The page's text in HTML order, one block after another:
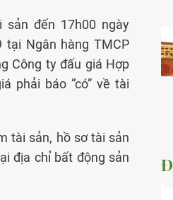
đến 17h00 ngày
tại Ngân hàng TMCP
Công ty đấu giá Hợp
phải báo “có” về tài
tài sản, hồ sơ tài sản
địa chỉ bất động sản